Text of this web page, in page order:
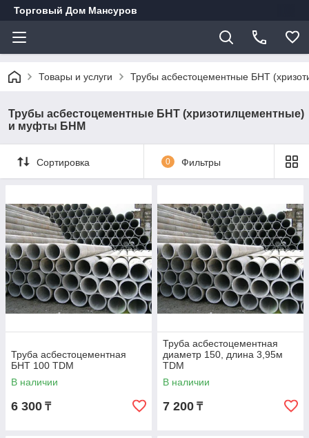
Торговый Дом Мансуров
Товары и услуги Трубы асбестоцементные БНТ
Трубы асбестоцементные БНТ (хризотилцементные)
и муфты БНМ
Сортировка 0 Фильтры
Труба асбестоцементная
БНТ 100 TDM
В наличии
6 300 ₸
Труба асбестоцементная
диаметр 150, длина 3,95м
TDM
В наличии
7 200 ₸